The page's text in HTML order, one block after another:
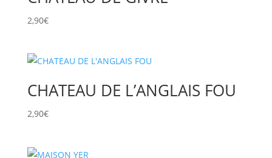
2,90€
CHATEAU DE L’ANGLAIS FOU
2,90€